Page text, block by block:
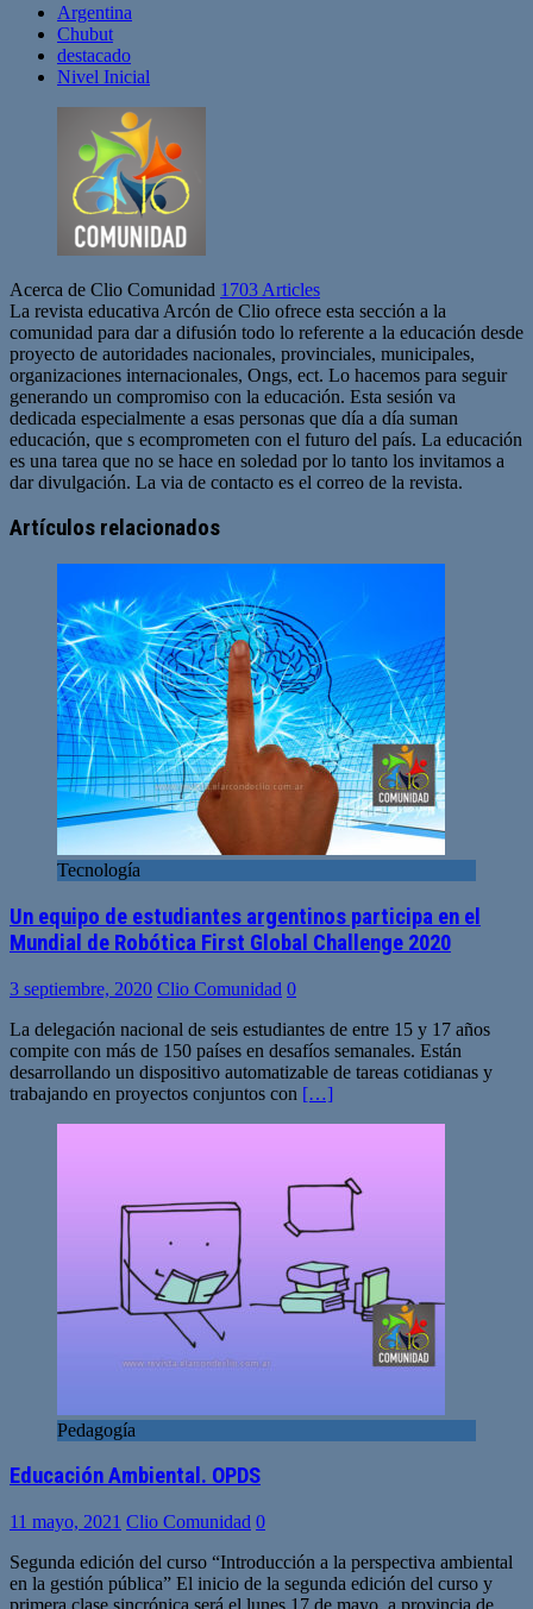
Argentina
Chubut
destacado
Nivel Inicial
Acerca de Clio Comunidad 1703 Articles
La revista educativa Arcón de Clio ofrece esta sección a la
comunidad para dar a difusión todo lo referente a la educación desde
proyecto de autoridades nacionales, provinciales, municipales,
organizaciones internacionales, Ongs, ect. Lo hacemos para seguir
generando un compromiso con la educación. Esta sesión va
dedicada especialmente a esas personas que día a día suman
educación, que s ecomprometen con el futuro del país. La educación
es una tarea que no se hace en soledad por lo tanto los invitamos a
dar divulgación. La via de contacto es el correo de la revista.
web
Artículos relacionados
Tecnología
Un equipo de estudiantes argentinos participa en el
Mundial de Robótica First Global Challenge 2020
3 septiembre, 2020 Clio Comunidad 0
La delegación nacional de seis estudiantes de entre 15 y 17 años
compite con más de 150 países en desafíos semanales. Están
desarrollando un dispositivo automatizable de tareas cotidianas y
trabajando en proyectos conjuntos con […]
Pedagogía
Educación Ambiental. OPDS
11 mayo, 2021 Clio Comunidad 0
Segunda edición del curso “Introducción a la perspectiva ambiental
en la gestión pública” El inicio de la segunda edición del curso y
primera clase sincrónica será el lunes 17 de mayo. a provincia de